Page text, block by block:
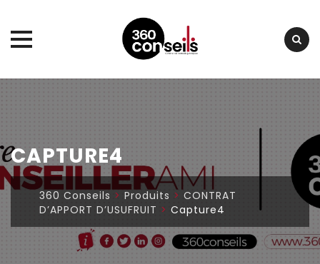
CAPTURE4
360 Conseils > Produits > CONTRAT
D’APPORT D’USUFRUIT > Capture4